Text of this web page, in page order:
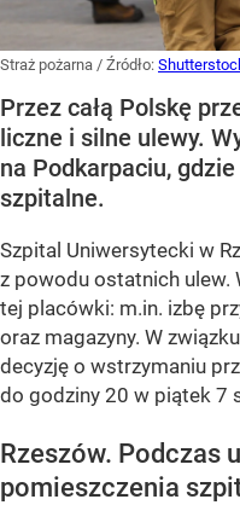
Straż pożarna / Źródło:
Przez całą Polskę
liczne i silne ulewy.
na Podkarpaciu,
szpitalne.
Szpital Uniwersytecki w
z powodu ostatnich ulew.
tej placówki: m.in. izbę
oraz magazyny. W
decyzję o wstrzymaniu
do godziny 20 w piątek 7
Rzeszów. Podczas
pomieszczenia